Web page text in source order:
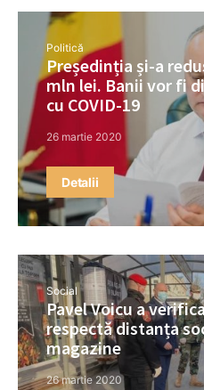
Politică
Președinția și-a
mln lei. Banii vor fi
cu COVID-19
26 martie 2020
Detalii
Social
Pavel Voicu a
respectă distanța
magazine
26 martie 2020